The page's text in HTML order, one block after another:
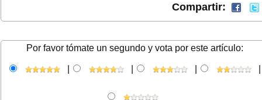
Compartir:
Por favor tómate un segundo y vota por este artículo: